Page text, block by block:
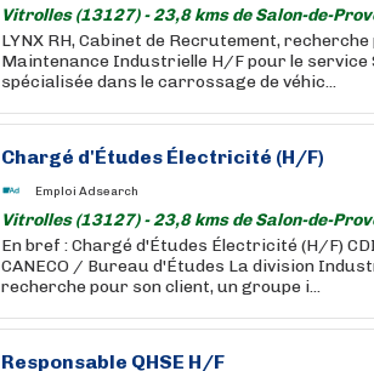
Vitrolles (13127) - 23,8 kms de Salon-de-
LYNX RH, Cabinet de Recrutement,
Maintenance Industrielle H/F pour le service
spécialisée dans le carrossage de véhic...
Chargé d'Études Électricité (H/F)
Emploi Adsearch
Vitrolles (13127) - 23,8 kms de Salon-de-
En bref : Chargé d'Études Électricité (H/F)
CANECO / Bureau d'Études La division
recherche pour son client, un groupe i...
Responsable QHSE H/F